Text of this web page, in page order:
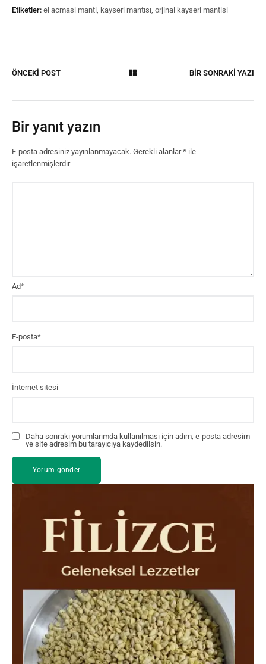
Etiketler: el acmasi manti kayseri mantısı orjinal kayseri mantisi
ÖNCEKİ POST BİR SONRAKİ YAZI
Bir yanıt yazın
E-posta adresiniz yayınlanmayacak. Gerekli alanlar* ile
işaretlenmişlerdir
Ad*
E-posta*
İnternet sitesi
Daha sonraki yorumlarımda kullanılması için adım, e-posta adresim
ve site adresim bu tarayıcıya kaydedilsin.